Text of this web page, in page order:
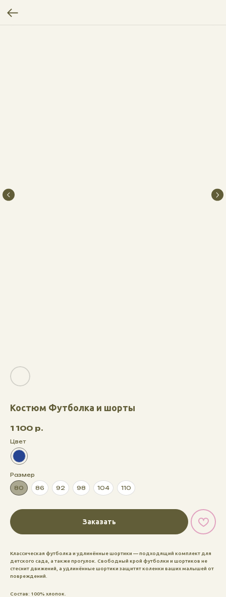
Костюм Футболка и шорты
1 100 р.
Цвет
Размер
80 86 92 98 104 110
Заказать
Классическая футболка и удлинённые шортики — подходящий комплект для
детского сада, а также прогулок. Свободный крой футболки и шортиков не
стеснит движений, а удлинённые шортики защитят коленки ваших малышей от
повреждений.
Состав: 100% хлопок.